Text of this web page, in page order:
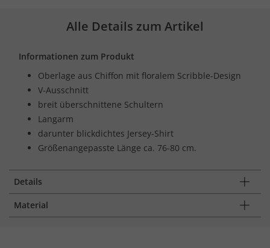
Alle Details zum Artikel
Informationen zum Produkt
Oberlage aus Chiffon mit floralem Scribble-Design
V-Ausschnitt
breit überschnittene Schultern
Langarm
darunter blickdichtes Jersey-Shirt
Größenangepasste Länge ca. 76-80 cm.
Details
Material